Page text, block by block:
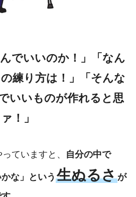
でいいのか！」「なん
練り方は！」「そんな
いいものが作れると思
！」
ていますと、 自分の中で
な」という 生ぬるさが